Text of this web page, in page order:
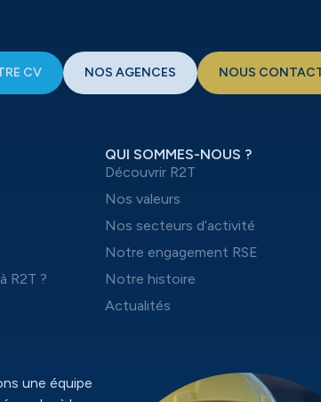
CV NOS AGENCES NOUS
R2T ?
QUI SOMMES-NOUS ?
Découvrir R2T
Nos valeurs
Nos secteurs d’activité
Notre engagement RSE
Notre histoire
Actualités
une équipe